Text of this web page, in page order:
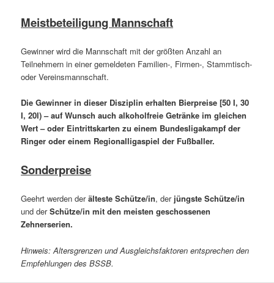
Meistbeteiligung Mannschaft
Gewinner wird die Mannschaft mit der größten Anzahl an
Teilnehmern in einer gemeldeten Familien-, Firmen-, Stammtisch-
oder Vereinsmannschaft.
Die Gewinner in dieser Disziplin erhalten Bierpreise [50 I, 30
I, 20l) – auf Wunsch auch alkoholfreie Getränke im gleichen
Wert – oder Eintrittskarten zu einem Bundesligakampf der
Ringer oder einem Regionalligaspiel der Fußballer.
Sonderpreise
Geehrt werden derälteste Schütze/in, der jüngste Schütze/in
und derSchütze/in mit den meisten geschossenen
Zehnerserien.
Hinweis: Altersgrenzen und Ausgleichsfaktoren entsprechen den
Empfehlungen des BSSB.